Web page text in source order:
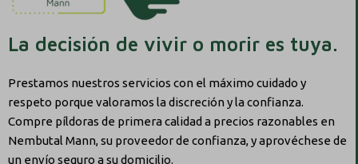
La decisión de vivir o morir es tuya.
Prestamos nuestros servicios con el máximo cuidado y
respeto porque valoramos la discreción y la confianza.
Compre píldoras de primera calidad a precios razonables en
Nembutal Mann, su proveedor de confianza, y aprovéchese de
un envío seguro a su domicilio.